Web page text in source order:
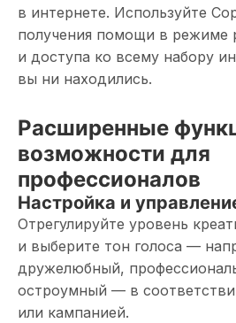
в интернете. Используйте
получения помощи в режиме
и доступа ко всему набору
вы ни находились.
Расширенные
возможности для
профессионалов
Настройка и
Отрегулируйте уровень
и выберите тон голоса —
дружелюбный,
остроумный — в
или кампанией.